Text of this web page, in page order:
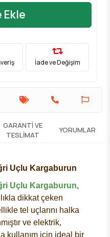
Ekle
İade ve Değişim
GARANTI VE
TESLIMAT
YORUMLAR
Uçlu Kargaburun
Uçlu Kargaburun,
dikkat çeken
tel uçlarını halka
ve elektrik,
kullanım için ideal bir